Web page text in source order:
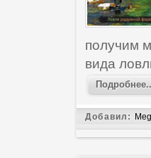
получим
вида
Добавил: